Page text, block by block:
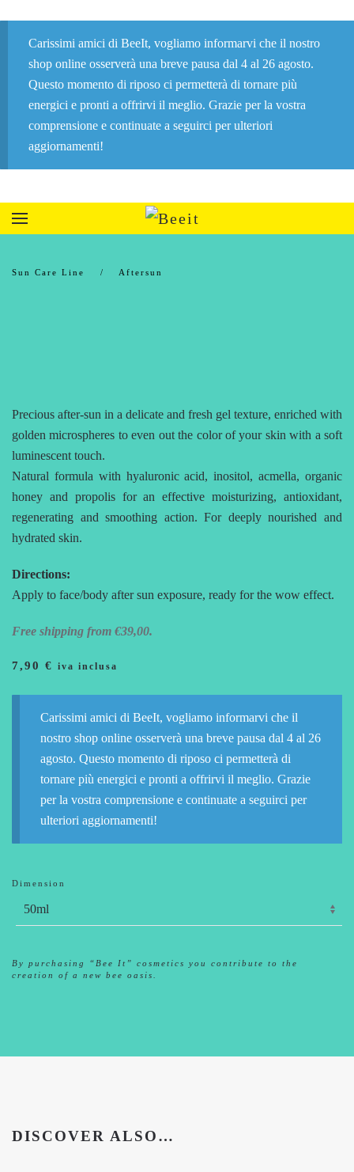
Carissimi amici di BeeIt, vogliamo informarvi che il nostro
shop online osserverà una breve pausa dal 4 al 26 agosto.
Questo momento di riposo ci permetterà di tornare più
energici e pronti a offrirvi il meglio. Grazie per la vostra
comprensione e continuate a seguirci per ulteriori
aggiornamenti!
Sun Care Line Aftersun
Precious after-sun in a delicate and fresh gel texture, enriched with
golden microspheres to even out the color of your skin with a soft
luminescent touch.
Natural formula with hyaluronic acid, inositol, acmella, organic
honey and propolis for an effective moisturizing, antioxidant,
regenerating and smoothing action. For deeply nourished and
hydrated skin.
Directions:
Apply to face/body after sun exposure, ready for the wow effect.
Free shipping from €39,00.
7,90 € iva inclusa
Carissimi amici di BeeIt, vogliamo informarvi che il
nostro shop online osserverà una breve pausa dal 4 al 26
agosto. Questo momento di riposo ci permetterà di
tornare più energici e pronti a offrirvi il meglio. Grazie
per la vostra comprensione e continuate a seguirci per
ulteriori aggiornamenti!
Dimension
By purchasing “Bee It” cosmetics you contribute to the
creation of a new bee oasis.
DISCOVER ALSO…